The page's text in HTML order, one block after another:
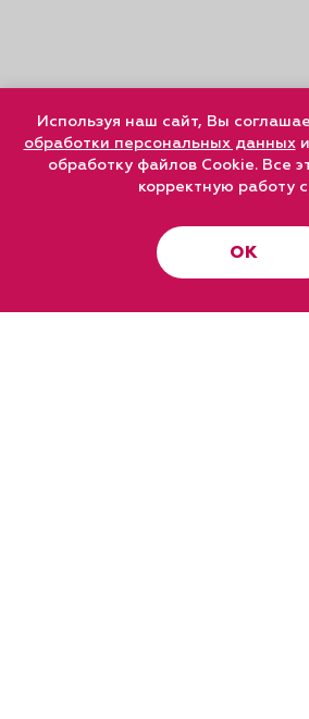
Используя наш сайт, Вы
обработки персональных данныхи
обработку файлов Cookie. Все
корректную работу
ОК